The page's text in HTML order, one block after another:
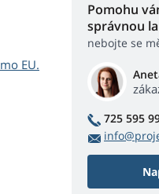
EU.
Pomohu
správnou
nebojte se
725 595